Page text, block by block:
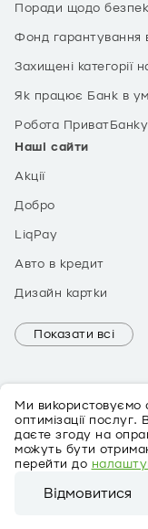
Ми використовуємо
оптимізації
даєте згоду на
можуть бути
перейти до
Відмовитися
Поради щодо
Фонд гарантування
Захищені категорії
Як працює Банк в
Робота
Наші сайти
Акції
Добро
LiqPay
Авто в кредит
Дизайн картки
Показати всі
EN
2026 ПриватБанк